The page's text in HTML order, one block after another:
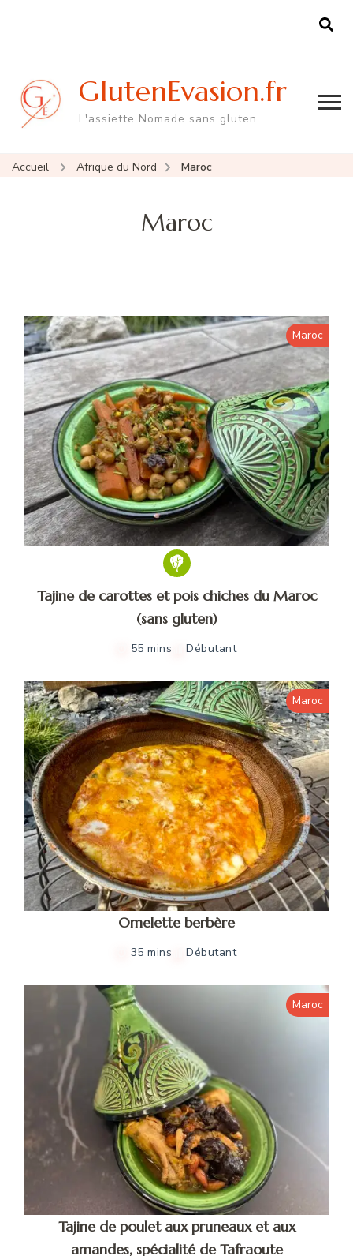
GlutenEvasion.fr
L'assiette Nomade sans gluten
Accueil Afrique du Nord Maroc
Maroc
Maroc
Tajine de carottes et pois chiches du Maroc
(sans gluten)
55 mins Débutant
Maroc
Omelette berbère
35 mins Débutant
Maroc
Tajine de poulet aux pruneaux et aux
amandes, spécialité de Tafraoute